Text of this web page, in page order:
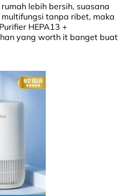
lebih bersih, suasana
tanpa ribet, maka
HEPA13 +
yang worth it banget buat